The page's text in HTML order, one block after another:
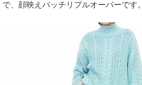
で、顔映えバッチリプルオーバーです。